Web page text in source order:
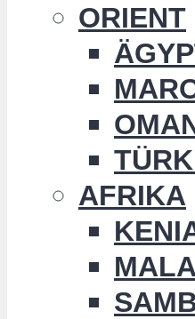
ORIENT
AFRIKA